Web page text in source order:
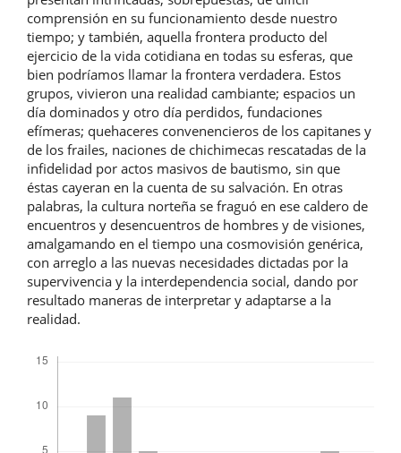
comprensión en su funcionamiento desde nuestro
tiempo; y también, aquella frontera producto del
ejercicio de la vida cotidiana en todas su esferas, que
bien podríamos llamar la frontera verdadera. Estos
grupos, vivieron una realidad cambiante; espacios un
día dominados y otro día perdidos, fundaciones
efímeras; quehaceres convenencieros de los capitanes y
de los frailes, naciones de chichimecas rescatadas de la
infidelidad por actos masivos de bautismo, sin que
éstas cayeran en la cuenta de su salvación. En otras
palabras, la cultura norteña se fraguó en ese caldero de
encuentros y desencuentros de hombres y de visiones,
amalgamando en el tiempo una cosmovisión genérica,
con arreglo a las nuevas necesidades dictadas por la
supervivencia y la interdependencia social, dando por
resultado maneras de interpretar y adaptarse a la
realidad.